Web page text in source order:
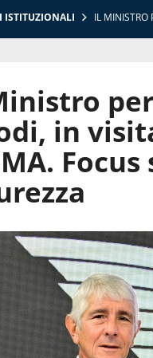
ISTITUZIONALI IL MINISTRO
in
stradale per
ai 165 anni
Italiano